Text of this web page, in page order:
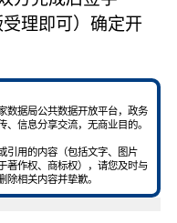
受理即可）确定开
数据局公共数据开放平台，政务
信息分享交流，无商业目的。
引用的内容（包括文字、图片
著作权、商标权），请您及时与
相关内容并挚歉。